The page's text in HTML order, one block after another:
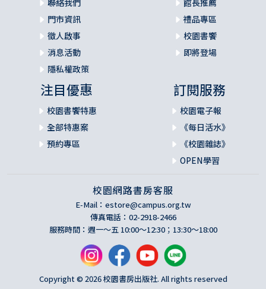
聯絡我們
門市資訊
徵人啟事
消息活動
隱私權政策
館長推薦
禮品專區
校園書饗
即將登場
注目優惠
校園書饗特惠
全部特惠案
預約專區
訂閱服務
校園電子報
《每日活水》
《校園雜誌》
OPEN學習
校園網路書房客服
E-Mail： estore@campus.org.tw
傳真電話：02-2918-2466
服務時間：週一～五 10:00～12:30；13:30～18:00
Copyright © 2026 校園書房出版社. All rights reserved